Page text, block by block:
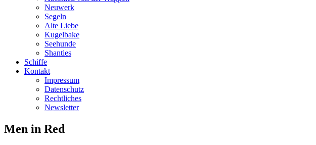
Neuwerk
Segeln
Alte Liebe
Kugelbake
Seehunde
Shanties
Schiffe
Kontakt
Impressum
Datenschutz
Rechtliches
Newsletter
Men in Red